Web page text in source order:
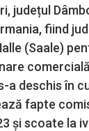
județul
fiind
(Saale)
a deschis în
fapte
și scoate la